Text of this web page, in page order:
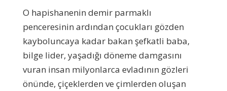
O hapishanenin demir parmaklı
penceresinin ardından çocukları gözden
kayboluncaya kadar bakan şefkatli baba,
bilge lider, yaşadığı döneme damgasını
vuran insan milyonlarca evladının gözleri
önünde, çiçeklerden ve çimlerden oluşan